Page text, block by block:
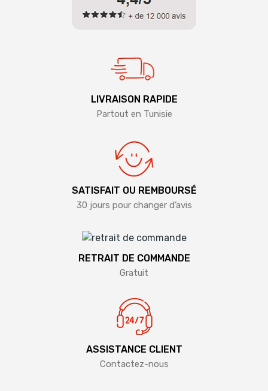
LIVRAISON RAPIDE
Partout en Tunisie
SATISFAIT OU REMBOURSÉ
30 jours pour changer d’avis
RETRAIT DE COMMANDE
Gratuit
ASSISTANCE CLIENT
Contactez-nous